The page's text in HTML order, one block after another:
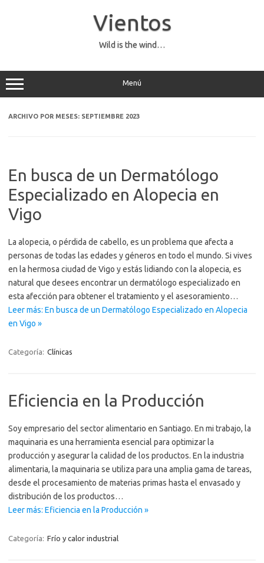
Vientos
Wild is the wind…
Menú
ARCHIVO POR MESES: SEPTIEMBRE 2023
En busca de un Dermatólogo
Especializado en Alopecia en
Vigo
La alopecia, o pérdida de cabello, es un problema que afecta a
personas de todas las edades y géneros en todo el mundo. Si vives
en la hermosa ciudad de Vigo y estás lidiando con la alopecia, es
natural que desees encontrar un dermatólogo especializado en
esta afección para obtener el tratamiento y el asesoramiento…
Leer más: En busca de un Dermatólogo Especializado en Alopecia
en Vigo »
Categoría: Clínicas
Eficiencia en la Producción
Soy empresario del sector alimentario en Santiago. En mi trabajo, la
maquinaria es una herramienta esencial para optimizar la
producción y asegurar la calidad de los productos. En la industria
alimentaria, la maquinaria se utiliza para una amplia gama de tareas,
desde el procesamiento de materias primas hasta el envasado y
distribución de los productos…
Leer más: Eficiencia en la Producción »
Categoría: Frío y calor industrial